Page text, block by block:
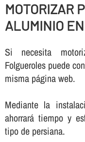
MOTORIZAR
ALUMINIO
Si necesita
Folgueroles puede
misma página web.
Mediante la
ahorrará tiempo y
tipo de persiana.